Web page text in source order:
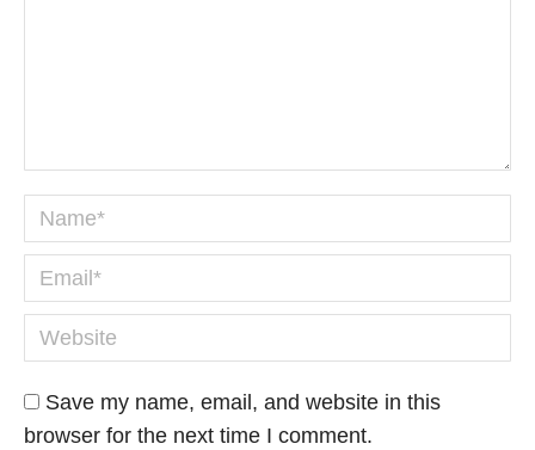
Name *
Email *
Website
Save my name, email, and website in this
browser for the next time I comment.